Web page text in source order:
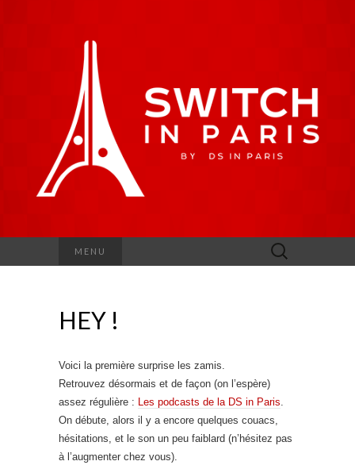
MENU Rechercher :
HEY !
Voici la première surprise les zamis.
Retrouvez désormais et de façon (on l’espère)
assez régulière :
Les podcasts de la DS in Paris
On débute, alors il y a encore quelques couacs,
hésitations, et le son un peu faiblard (n’hésitez pas
à l’augmenter chez vous).